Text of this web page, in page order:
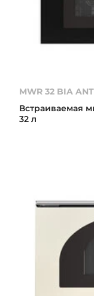
MWR 32 BIA
Встраиваемая
32 л